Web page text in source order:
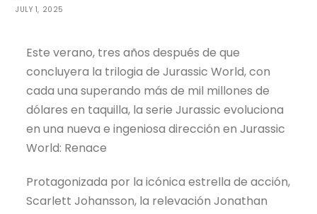
JULY 1, 2025
Este verano, tres años después de que
concluyera la trilogia de Jurassic World, con
cada una superando más de mil millones de
dólares en taquilla, la serie Jurassic evoluciona
en una nueva e ingeniosa dirección en Jurassic
World: Renace
Protagonizada por la icónica estrella de acción,
Scarlett Johansson, la relevación Jonathan